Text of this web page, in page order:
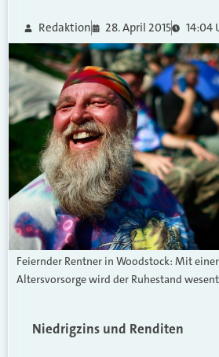
Redaktion 28. April 2015 14:04
Feiernder Rentner in Woodstock: Mit
Altersvorsorge wird der Ruhestand
Niedrigzins und Renditen